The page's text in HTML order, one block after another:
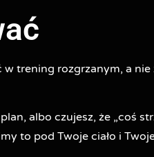
trening rozgrzanym, a
albo czujesz, że „coś
to pod Twoje ciało i